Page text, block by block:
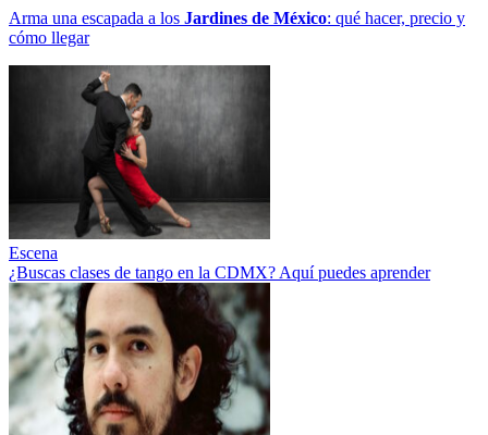
Arma una escapada a los Jardines de México: qué hacer, precio y
cómo llegar
Escena
¿Buscas clases de tango en la CDMX? Aquí puedes aprender